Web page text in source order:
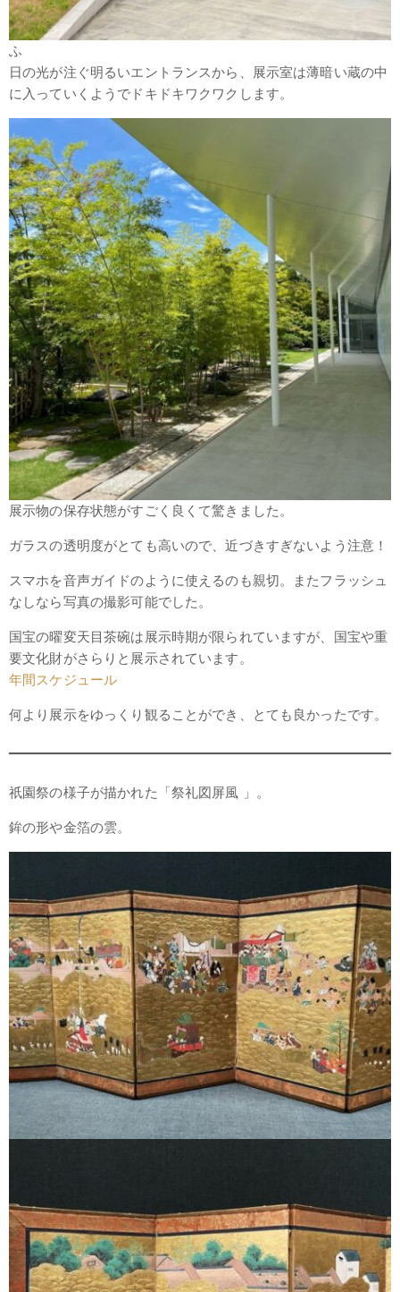
ふ
日の光が注ぐ明るいエントランスから、展示室は薄暗い蔵の中
に入っていくようでドキドキワクワクします。
展示物の保存状態がすごく良くて驚きました。
ガラスの透明度がとても高いので、近づきすぎないよう注意！
スマホを音声ガイドのように使えるのも親切。またフラッシュ
なしなら写真の撮影可能でした。
国宝の曜変天目茶碗は展示時期が限られていますが、国宝や重
要文化財がさらりと展示されています。
年間スケジュール
何より展示をゆっくり観ることができ、とても良かったです。
祇園祭の様子が描かれた「祭礼図屏風 」。
鉾の形や金箔の雲。